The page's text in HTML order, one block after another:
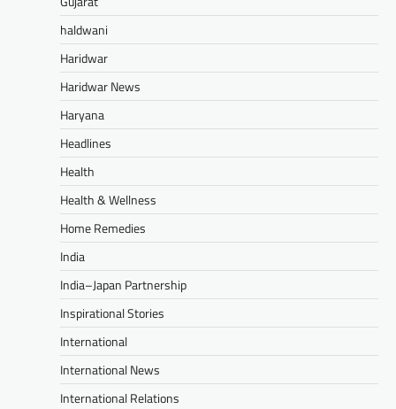
haldwani
Haridwar
Haridwar News
Haryana
Headlines
Health
Health & Wellness
Home Remedies
India
India–Japan Partnership
Inspirational Stories
International
International News
International Relations